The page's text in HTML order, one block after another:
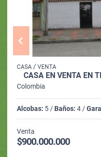
CASA / VENTA
CASA EN VENTA EN
Colombia
Alcobas: 5 / Baños: 4 /
Venta
$900.000.000